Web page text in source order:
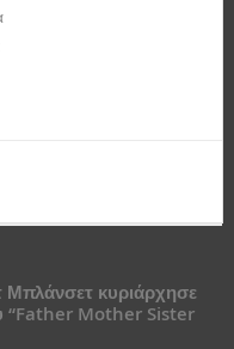
Μπλάνσετ κυριάρχησε
“Father Mother Sister